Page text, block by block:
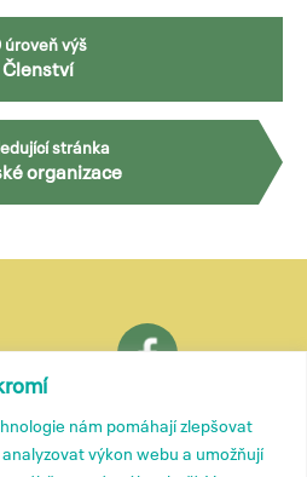
nám pomáhají zlepšovat
výkon webu a umožňují
úroveň výš
Členství
stránka
organizace